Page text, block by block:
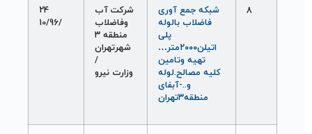
8
شبکه جمع آوری
فاضلاب بالوله
پلی
اتيلن۲۰۰۰متر…
تهيه وتامين
کليه مصالح.لوله
و..-آبفای
منطقه۳تهران
شرکت آب
وفاضلاب
منطقه ۳
شهرتهران
/
وزارت نيرو
24
/10/96